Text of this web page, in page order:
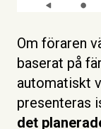
Om föraren
baserat på
automatiskt
presenteras
det